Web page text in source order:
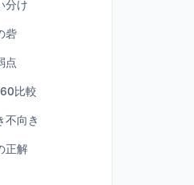
分け
砦
点
比較
不向き
正解